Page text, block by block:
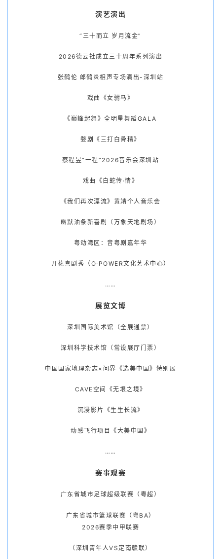
演艺演出
“三十而立 岁月流金”
2026德云社成立三十周年系列演出
张鹤伦 郎鹤炎相声专场演出-深圳站
戏曲《女驸马》
《巅峰起舞》全明星舞蹈GALA
婺剧《三打白骨精》
蔡程昱“一程”2026音乐会深圳站
戏曲《白蛇传·情》
《我们再次漂流》黄靖个人音乐会
幽默油条新喜剧（万象天地剧场）
粤动湾区：音粤剧嘉年华
开花喜剧秀（O·POWER文化艺术中心）
……
展览文博
深圳国际美术馆（全展通票）
深圳科学技术馆（常设展厅门票）
中国国家地理杂志×问界《选美中国》特别展
CAVE空间《无垠之境》
沉浸影片《生生长流》
动感飞行项目《大美中国》
……
赛事观赛
广东省城市足球超级联赛（粤超）
广东省城市篮球联赛（粤BA）
2026赛季中甲联赛
（深圳青年人VS定南赣联）